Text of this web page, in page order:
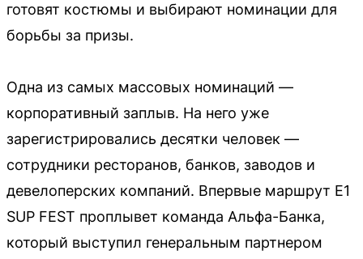
готовят костюмы и выбирают номинации для
борьбы за призы.
Одна из самых массовых номинаций —
корпоративный заплыв. На него уже
зарегистрировались десятки человек —
сотрудники ресторанов, банков, заводов и
девелоперских компаний. Впервые маршрут E1
SUP FEST проплывет команда Альфа-Банка,
который выступил генеральным партнером